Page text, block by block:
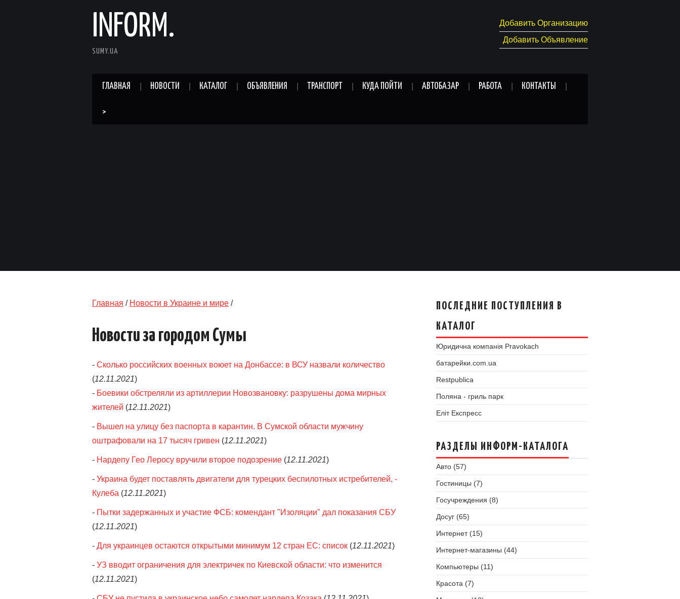
INFORM.
SUMY.UA
Добавить Организацию
Добавить Объявление
ГЛАВНАЯ НОВОСТИ КАТАЛОГ ОБЪЯВЛЕНИЯ ТРАНСПОРТ КУДА ПОЙТИ АВТОБАЗАР РАБОТА КОНТАКТЫ
>
Главная / Новости в Украине и мире /
Новости за городом Сумы
- Сколько российских военных воюет на Донбассе: в ВСУ назвали количество
(12.11.2021)
- Боевики обстреляли из артиллерии Новозвановку: разрушены дома мирных
жителей (12.11.2021)
- Вышел на улицу без паспорта в карантин. В Сумской области мужчину
оштрафовали на 17 тысяч гривен (12.11.2021)
- Нардепу Гео Леросу вручили второе подозрение (12.11.2021)
- Украина будет поставлять двигатели для турецких беспилотных истребителей, -
Кулеба (12.11.2021)
- Пытки задержанных и участие ФСБ: комендант "Изоляции" дал показания СБУ
(12.11.2021)
- Для украинцев остаются открытыми минимум 12 стран ЕС: список (12.11.2021)
- УЗ вводит ограничения для электричек по Киевской области: что изменится
(12.11.2021)
ПОСЛЕДНИЕ ПОСТУПЛЕНИЯ В
КАТАЛОГ
Юридична компанія Pravokach
батарейки.com.ua
Restpublica
Поляна - гриль парк
Еліт Експресс
РАЗДЕЛЫ ИНФОРМ-КАТАЛОГА
Авто (57)
Гостиницы (7)
Госучреждения (8)
Досуг (65)
Интернет (15)
Интернет-магазины (44)
Компьютеры (11)
Красота (7)